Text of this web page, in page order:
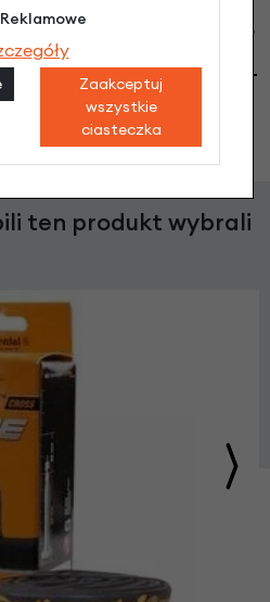
do
ten produkt wybrali
Reklamowe
Zaakceptuj
wszystkie
ciasteczka